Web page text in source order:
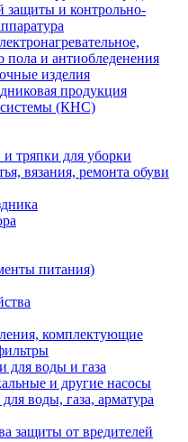
защиты и контрольно-
пола и антиобледенения
изделия
продукция
системы (КНС)
тряпки для уборки
вязания, ремонта обуви
питания)
комплектующие
для воды и газа
и другие насосы
воды, газа, арматура
защиты от вредителей